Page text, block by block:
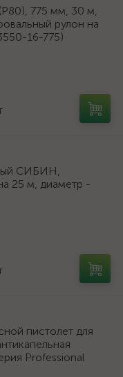
775 мм, 30 м,
рулон на
16-775)
СИБИН,
25 м, диаметр -
пистолет для
Professional